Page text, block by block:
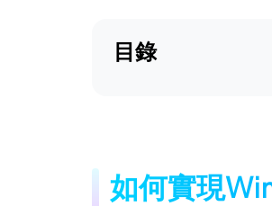
目錄
如何實現